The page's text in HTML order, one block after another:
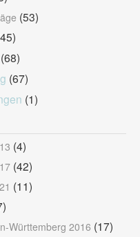
(53)
(68)
(67)
(1)
(4)
(42)
(11)
Württemberg 2016 (17)